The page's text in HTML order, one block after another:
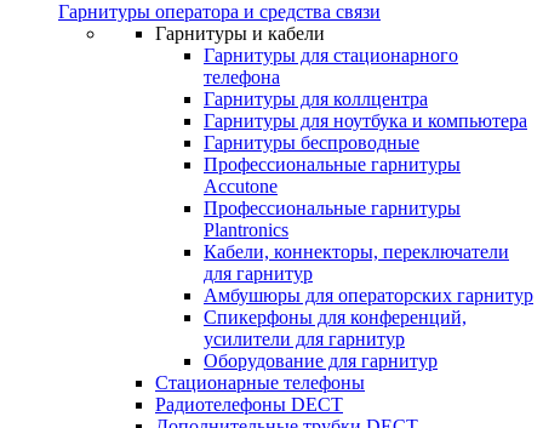
Гарнитуры оператора и средства связи
Гарнитуры и кабели
Гарнитуры для стационарного
телефона
Гарнитуры для коллцентра
Гарнитуры для ноутбука и компьютера
Гарнитуры беспроводные
Профессиональные гарнитуры
Accutone
Профессиональные гарнитуры
Plantronics
Кабели, коннекторы, переключатели
для гарнитур
Амбушюры для операторских гарнитур
Cпикерфоны для конференций,
усилители для гарнитур
Оборудование для гарнитур
Стационарные телефоны
Радиотелефоны DECT